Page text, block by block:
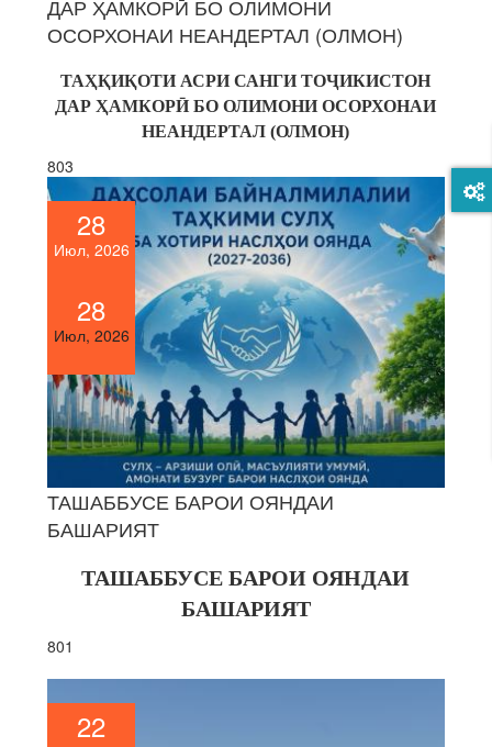
ДАР ҲАМКОРӢ БО ОЛИМОНИ
ОСОРХОНАИ НЕАНДЕРТАЛ (ОЛМОН)
ТАҲҚИҚОТИ АСРИ САНГИ ТОҶИКИСТОН
ДАР ҲАМКОРӢ БО ОЛИМОНИ ОСОРХОНАИ
НЕАНДЕРТАЛ (ОЛМОН)
803
28
Июл, 2026
28
Июл, 2026
ТАШАББУСЕ БАРОИ ОЯНДАИ
БАШАРИЯТ
ТАШАББУСЕ БАРОИ ОЯНДАИ
БАШАРИЯТ
801
22